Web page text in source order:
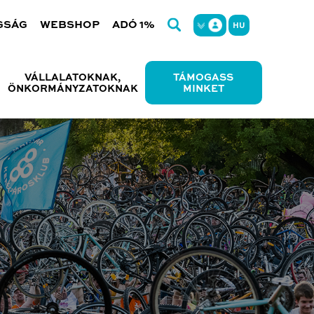
WEBSHOP ADÓ 1% HU
VÁLLALATOKNAK,
ÖNKORMÁNYZATOKNAK
TÁMOGASS
MINKET